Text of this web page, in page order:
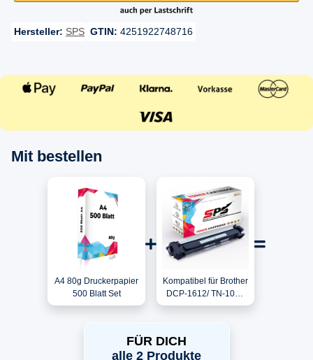
Hersteller: SPS GTIN: 4251922748716
Mit bestellen
A4 80g Druckerpapier
500 Blatt Set
Kompatibel für Brother
DCP-1612/ TN-1050
Toner Schwarz
FÜR DICH
alle 2 Produkte